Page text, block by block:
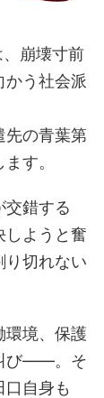
崩壊寸前
かう社会派
先の青葉第
す。
交錯する
しようと奮
り切れない
環境、保護
び——。そ
自身も